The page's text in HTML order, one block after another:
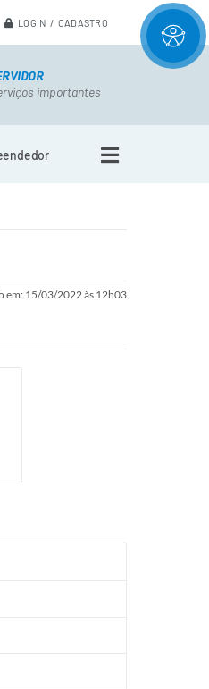
LOGIN / CADASTRO
importantes
em: 15/03/2022 às 12h03